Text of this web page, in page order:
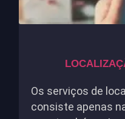
Os serviços de
consiste apenas